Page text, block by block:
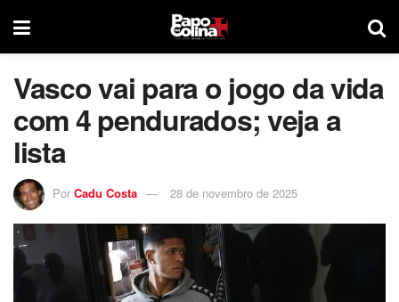
Vasco vai para o jogo da vida
com 4 pendurados; veja a
lista
Por Cadu Costa 28 de novembro de 2025